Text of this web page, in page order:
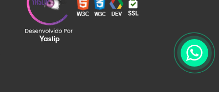
Trolley Mecânico em SP